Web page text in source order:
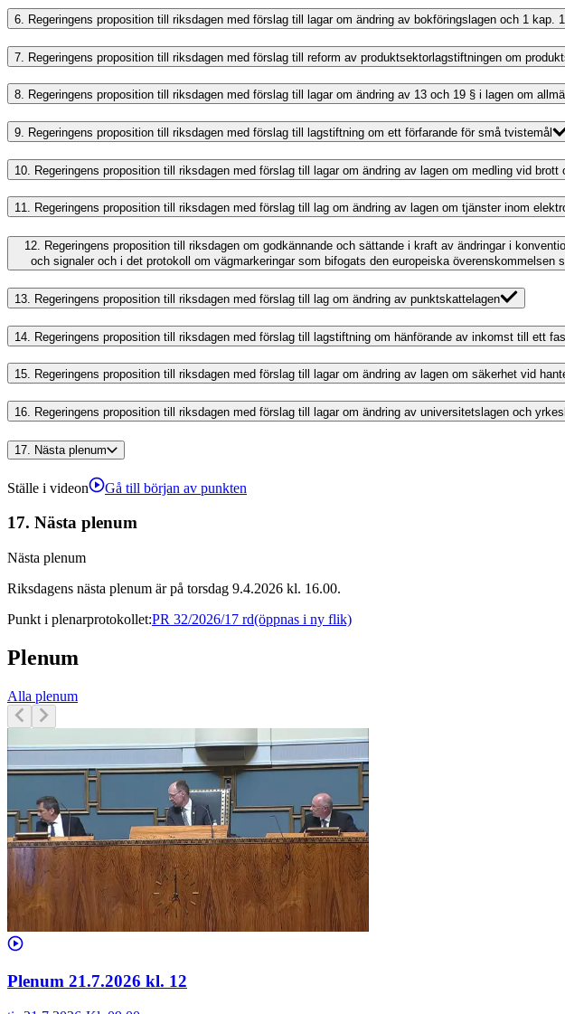
6. Regeringens proposition till riksdagen med förslag till lagar om ändring av bokföringslagen och 1 kap.
7. Regeringens proposition till riksdagen med förslag till reform av produktsektorlagstiftningen om
8. Regeringens proposition till riksdagen med förslag till lagar om ändring av 13 och 19 § i lagen om
9. Regeringens proposition till riksdagen med förslag till lagstiftning om ett förfarande för små tvistemål
10. Regeringens proposition till riksdagen med förslag till lagar om ändring av lagen om medling vid
11. Regeringens proposition till riksdagen med förslag till lag om ändring av lagen om tjänster inom
12. Regeringens proposition till riksdagen om godkännande och sättande i kraft av ändringar i
och signaler och i det protokoll om vägmarkeringar som bifogats den europeiska
13. Regeringens proposition till riksdagen med förslag till lag om ändring av punktskattelagen
14. Regeringens proposition till riksdagen med förslag till lagstiftning om hänförande av inkomst till ett
15. Regeringens proposition till riksdagen med förslag till lagar om ändring av lagen om säkerhet vid
16. Regeringens proposition till riksdagen med förslag till lagar om ändring av universitetslagen och
17. Nästa plenum
Ställe i videon Gå till början av punkten
17. Nästa plenum
Nästa plenum
Riksdagens nästa plenum är på torsdag 9.4.2026 kl. 16.00.
Punkt i plenarprotokollet:PR 32/2026/17 rd(öppnas i ny flik)
Plenum
Alla plenum
Plenum 21.7.2026 kl. 12